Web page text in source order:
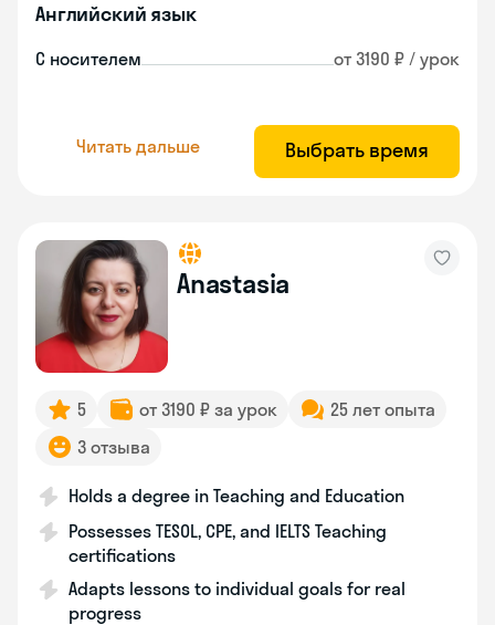
Английский язык
С носителем от 3190 ₽ / урок
Читать дальше Выбрать время
Anastasia
5 от 3190 ₽ за урок
25 лет опыта
3 отзыва
Holds a degree in Teaching and Education
Possesses TESOL, CPE, and IELTS Teaching
certifications
Adapts lessons to individual goals for real
progress